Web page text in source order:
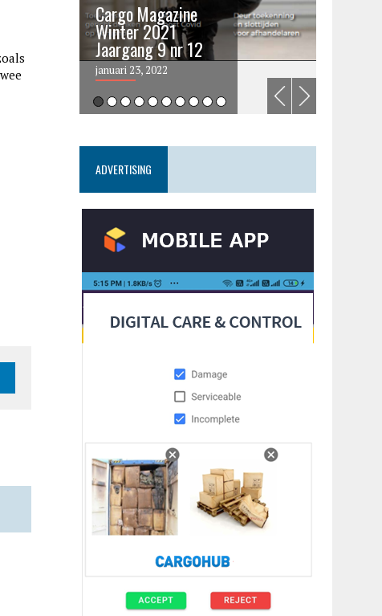
Cargo Magazine
Winter 2021
Jaargang 9 nr 12
januari 23, 2022
ADVERTISING